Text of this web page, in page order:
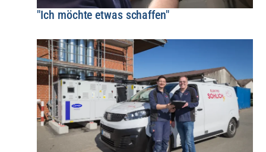
"Ich möchte etwas schaffen"